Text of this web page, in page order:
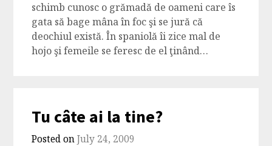
schimb cunosc o grămadă de oameni care îs
gata să bage mâna în foc şi se jură că
deochiul există. În spaniolă îi zice mal de
hojo şi femeile se feresc de el ţinând…
Tu câte ai la tine?
Posted onJuly 24, 2009